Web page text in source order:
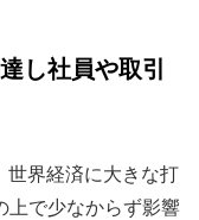
し社員や取引
界経済に大きな打
上で少なからず影響